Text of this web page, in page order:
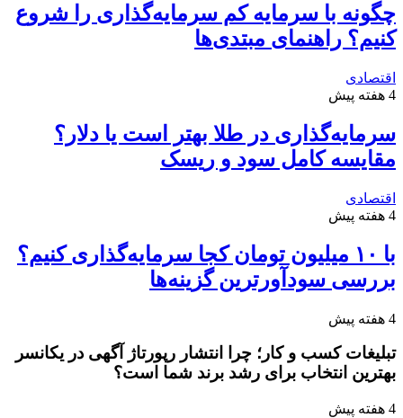
چگونه با سرمایه کم سرمایه‌گذاری را شروع
کنیم؟ راهنمای مبتدی‌ها
اقتصادی
4 هفته پیش
سرمایه‌گذاری در طلا بهتر است یا دلار؟
مقایسه کامل سود و ریسک
اقتصادی
4 هفته پیش
با ۱۰ میلیون تومان کجا سرمایه‌گذاری کنیم؟
بررسی سودآورترین گزینه‌ها
4 هفته پیش
تبلیغات کسب و کار؛ چرا انتشار رپورتاژ آگهی در یکانسر
بهترین انتخاب برای رشد برند شما است؟
4 هفته پیش